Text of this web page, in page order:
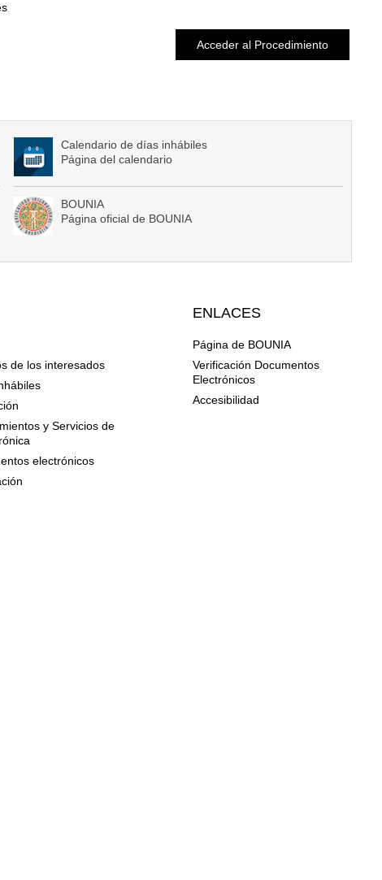
Acceder al Procedimiento
Calendario de días inhábiles
Página del calendario
BOUNIA
Página oficial de BOUNIA
de los interesados
y Servicios de
electrónicos
ENLACES
Página de BOUNIA
Verificación Documentos
Electrónicos
Accesibilidad